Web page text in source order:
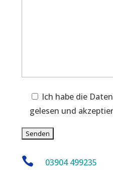
Ich habe die
gelesen und
 03904 499235